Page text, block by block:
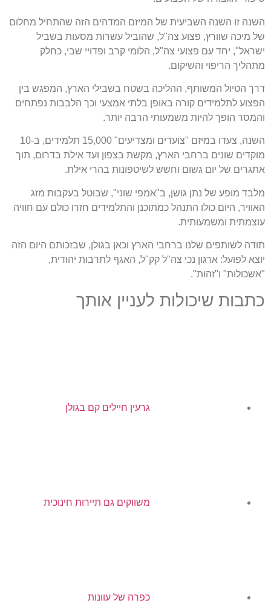
השנה זו השנה השביעית של המיזם המדהים הזה שהתחיל מחלום
של מיכה שוורץ, פצוע צה"ל, שהוביל עשרות מסעות בשביל
ישראל", יחד עם פצועי צה"ל, הלומי קרב ופדויי שבי, כחלק
מתהליך הריפוי והשיקום.
דרך הטיול המשותף, ההליכה בשטח בשבילי הארץ, המפגש בין
הפצוע לתלמידים קורה באופן בלתי אמצעי וכך הלבבות נפתחים
והמסר הופך להיות משמעותי הרבה יותר.
השנה, צעדו במיזם "צועדים ומצדיעים" 15,000 תלמידים, ב-10
מוקדים שונים ברחבי הארץ, מקשת בצפון ועד אילת בדרום, תוך
אתגרים של יום גשום וחשש לשיטפונות בהרי אילת.
מלבד מופע של נתן גושן, ב"אמפי שוני", שבוטל בעקבות מזג
האוויר, היום כולו התנהל כמתוכנן והתלמידים חזרו כולם עם חוויה
עוצמתית ומשמעותית.
תודה לשותפים שלנו ברחבי הארץ וכאן בגולן, שבזכותם היום הזה
יוצא לפועל: ארגון נכי צה"ל קק"ל, האגף לתרבות יהודית,
"אשכולות" ו"זהות".
כתבות שיכולות לעניין אותך
גרעין חיילים קם בגולן
משווקים גם תיירות חינוכית
כפרה של עוונות